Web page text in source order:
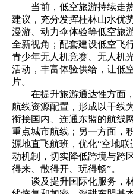
当前，低空旅游持续走热
建议，充分发挥桂林山水优
漫游、动力伞体验等低空旅
全新视角；配套建设低空飞
青少年无人机竞赛、无人机
活动，丰富体验供给，让低
片。
在提升旅游通达性方面，
航线资源配置，形成以干线
衔接国内、连通东盟的航线
重点城市航线；另一方面，
源地直飞航班，优化“空地联
动机制，切实降低跨境与跨
得来、散得开、玩得畅”。
谈及提升国际化服务，林